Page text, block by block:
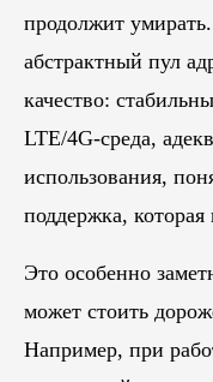
продолжит
абстрактный пул
качество:
LTE/4G-среда,
использования,
поддержка, которая
Это особенно
может стоить
Например, при